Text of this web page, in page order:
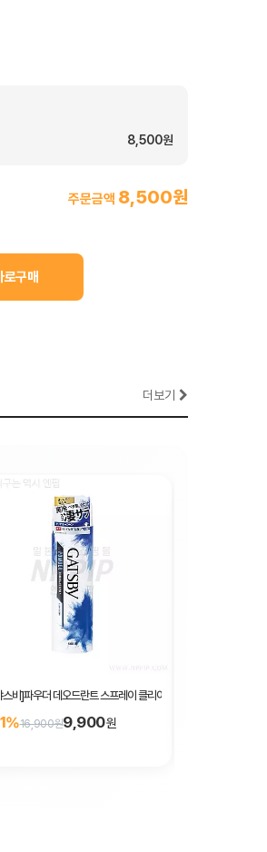
8,500원
주문금액 8,500원
더보기
스비]파우더 데오드란트 스프레이 클리어 오션 (130g)
16,900원9,900원